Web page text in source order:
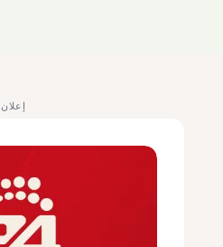
إعلان